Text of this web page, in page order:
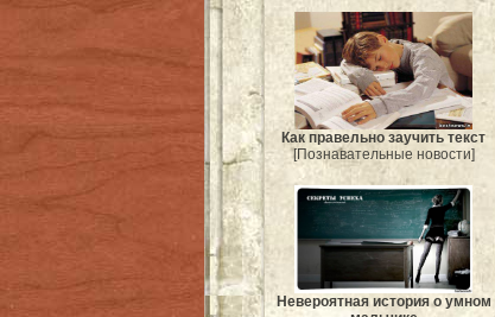
Как правельно заучить текст
[Познавательные новости]
Невероятная история о умном